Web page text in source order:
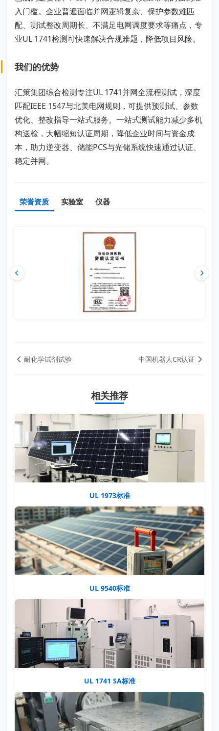
入门槛。企业普遍面临并网逻辑复杂、保护参数难匹
配、测试整改周期长、不满足电网调度要求等痛点，专
业UL 1741检测可快速解决合规难题，降低项目风险。
我们的优势
汇策集团综合检测专注UL 1741并网全流程测试，深度
匹配IEEE 1547与北美电网规则，可提供预测试、参数
优化、整改指导一站式服务。一站式测试能力减少多机
构送检，大幅缩短认证周期，降低企业时间与资金成
本，助力逆变器、储能PCS与光储系统快速通过认证、
稳定并网。
荣誉资质 实验室 仪器
耐化学试剂试验 中国机器人CR认证
相关推荐
UL 1973标准
UL 9540标准
UL 1741 SA标准